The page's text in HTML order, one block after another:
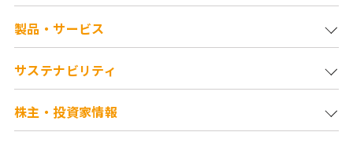
製品・サービス
サステナビリティ
株主・投資家情報